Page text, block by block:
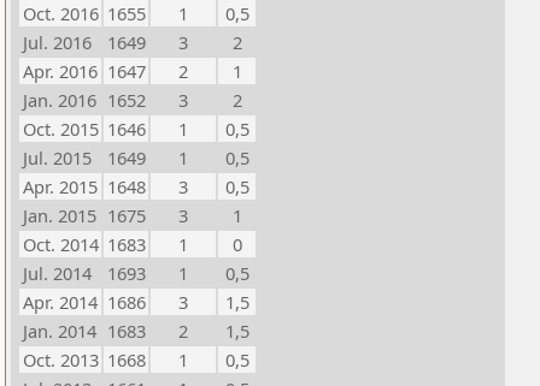
Oct. 2016 1655 1
0,5
Jul. 2016
1649 3
2
Apr. 2016 1647 2
1
Jan. 2016 1652 3
2
Oct. 2015 1646 1
0,5
Jul. 2015
1649 1
0,5
Apr. 2015 1648 3
0,5
Jan. 2015 1675 3
1
Oct. 2014 1683 1
0
Jul. 2014
1693 1
0,5
Apr. 2014 1686 3
1,5
Jan. 2014 1683 2
1,5
Oct. 2013 1668 1
0,5